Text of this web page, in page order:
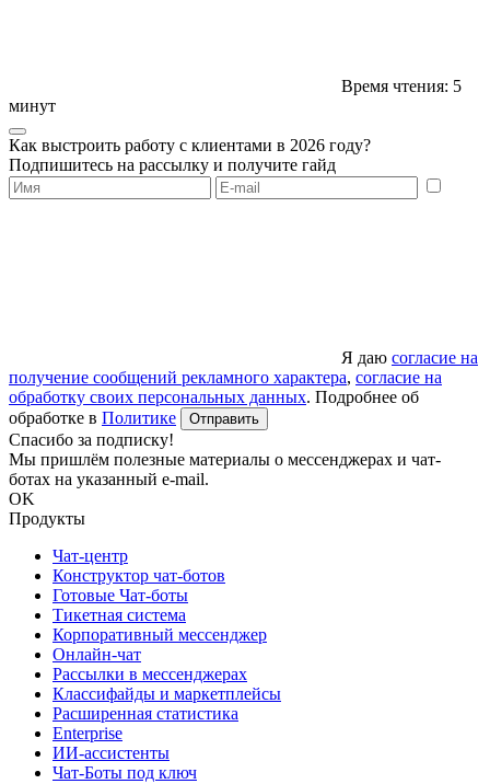
Время чтения: 5
минут
Как выстроить работу с клиентами в 2026 году?
Подпишитесь на рассылку и получите гайд
Я даю согласие на
получение сообщений рекламного характера, согласие на
обработку своих персональных данных. Подробнее об
обработке в Политике Отправить
Спасибо за подписку!
Мы пришлём полезные материалы о мессенджерах и чат-
ботах на указанный e-mail.
OK
Продукты
Чат-центр
Конструктор чат-ботов
Готовые Чат-боты
Тикетная система
Корпоративный мессенджер
Онлайн-чат
Рассылки в мессенджерах
Классифайды и маркетплейсы
Расширенная статистика
Enterprise
ИИ-ассистенты
Чат-Боты под ключ